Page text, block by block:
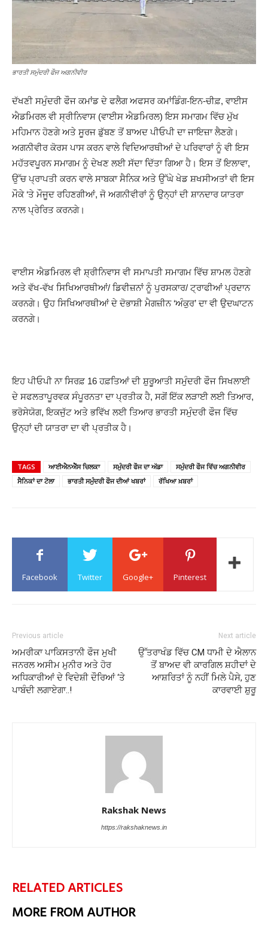
ਭਾਰਤੀ ਸਮੁੰਦਰੀ ਫੌਜ ਅਗਨੀਵੀਰ
ਦੱਖਣੀ ਸਮੁੰਦਰੀ ਫੌਜ ਕਮਾਂਡ ਦੇ ਫਲੈਗ ਅਫਸਰ ਕਮਾਂਡਿੰਗ-ਇਨ-ਚੀਫ਼, ਵਾਈਸ
ਐਡਮਿਰਲ ਵੀ ਸ੍ਰੀਨਿਵਾਸ (ਵਾਈਸ ਐਡਮਿਰਲ) ਇਸ ਸਮਾਗਮ ਵਿੱਚ ਮੁੱਖ
ਮਹਿਮਾਨ ਹੋਣਗੇ ਅਤੇ ਸੂਰਜ ਡੁੱਬਣ ਤੋਂ ਬਾਅਦ ਪੀਓਪੀ ਦਾ ਜਾਇਜ਼ਾ ਲੈਣਗੇ।
ਅਗਨੀਵੀਰ ਕੋਰਸ ਪਾਸ ਕਰਨ ਵਾਲੇ ਵਿਦਿਆਰਥੀਆਂ ਦੇ ਪਰਿਵਾਰਾਂ ਨੂੰ ਵੀ ਇਸ
ਮਹੱਤਵਪੂਰਨ ਸਮਾਗਮ ਨੂੰ ਦੇਖਣ ਲਈ ਸੱਦਾ ਦਿੱਤਾ ਗਿਆ ਹੈ। ਇਸ ਤੋਂ ਇਲਾਵਾ,
ਉੱਚ ਪ੍ਰਾਪਤੀ ਕਰਨ ਵਾਲੇ ਸਾਬਕਾ ਸੈਨਿਕ ਅਤੇ ਉੱਘੇ ਖੇਡ ਸ਼ਖਸੀਅਤਾਂ ਵੀ ਇਸ
ਮੌਕੇ ‘ਤੇ ਮੌਜੂਦ ਰਹਿਣਗੀਆਂ, ਜੋ ਅਗਨੀਵੀਰਾਂ ਨੂੰ ਉਨ੍ਹਾਂ ਦੀ ਸ਼ਾਨਦਾਰ ਯਾਤਰਾ
ਨਾਲ ਪ੍ਰੇਰਿਤ ਕਰਨਗੇ।
ਵਾਈਸ ਐਡਮਿਰਲ ਵੀ ਸ਼੍ਰੀਨਿਵਾਸ ਵੀ ਸਮਾਪਤੀ ਸਮਾਗਮ ਵਿੱਚ ਸ਼ਾਮਲ ਹੋਣਗੇ
ਅਤੇ ਵੱਖ-ਵੱਖ ਸਿਖਿਆਰਥੀਆਂ/ ਡਿਵੀਜ਼ਨਾਂ ਨੂੰ ਪੁਰਸਕਾਰ/ ਟ੍ਰਾਫੀਆਂ ਪ੍ਰਦਾਨ
ਕਰਨਗੇ। ਉਹ ਸਿਖਿਆਰਥੀਆਂ ਦੇ ਦੋਭਾਸ਼ੀ ਮੈਗਜ਼ੀਨ ‘ਅੰਕੁਰ’ ਦਾ ਵੀ ਉਦਘਾਟਨ
ਕਰਨਗੇ।
ਇਹ ਪੀਓਪੀ ਨਾ ਸਿਰਫ਼ 16 ਹਫ਼ਤਿਆਂ ਦੀ ਸ਼ੁਰੂਆਤੀ ਸਮੁੰਦਰੀ ਫੌਜ ਸਿਖਲਾਈ
ਦੇ ਸਫਲਤਾਪੂਰਵਕ ਸੰਪੂਰਨਤਾ ਦਾ ਪ੍ਰਤੀਕ ਹੈ, ਸਗੋਂ ਇੱਕ ਲੜਾਈ ਲਈ ਤਿਆਰ,
ਭਰੋਸੇਯੋਗ, ਇਕਜੁੱਟ ਅਤੇ ਭਵਿੱਖ ਲਈ ਤਿਆਰ ਭਾਰਤੀ ਸਮੁੰਦਰੀ ਫੌਜ ਵਿੱਚ
ਉਨ੍ਹਾਂ ਦੀ ਯਾਤਰਾ ਦਾ ਵੀ ਪ੍ਰਤੀਕ ਹੈ।
TAGS ਆਈਐਨਐੱਸ ਚਿਲਕਾ ਸਮੁੰਦਰੀ ਫੌਜ ਦਾ ਅੱਡਾ
ਸਮੁੰਦਰੀ ਫੌਜ ਵਿੱਚ ਅਗਨੀਵੀਰ
ਸੈਨਿਕਾਂ ਦਾ ਟੋਲਾ
ਭਾਰਤੀ ਸਮੁੰਦਰੀ ਫੌਜ ਦੀਆਂ ਖਬਰਾਂ ਰੱਖਿਆ ਖ਼ਬਰਾਂ
Facebook Twitter Google+ Pinterest
Previous article
ਅਮਰੀਕਾ ਪਾਕਿਸਤਾਨੀ ਫੌਜ ਮੁਖੀ
ਜਨਰਲ ਅਸੀਮ ਮੁਨੀਰ ਅਤੇ ਹੋਰ
ਅਧਿਕਾਰੀਆਂ ਦੇ ਵਿਦੇਸ਼ੀ ਦੌਰਿਆਂ ‘ਤੇ
ਪਾਬੰਦੀ ਲਗਾਏਗਾ..!
Next article
ਉੱਤਰਾਖੰਡ ਵਿੱਚ CM ਧਾਮੀ ਦੇ ਐਲਾਨ
ਤੋਂ ਬਾਅਦ ਵੀ ਕਾਰਗਿਲ ਸ਼ਹੀਦਾਂ ਦੇ
ਆਸ਼ਰਿਤਾਂ ਨੂੰ ਨਹੀਂ ਮਿਲੇ ਪੈਸੇ, ਹੁਣ
ਕਾਰਵਾਈ ਸ਼ੁਰੂ
Rakshak News
https://rakshaknews.in
RELATED ARTICLES
MORE FROM AUTHOR